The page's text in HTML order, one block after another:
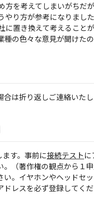
方を考えてしまいがち
やり方が参考になりました
置き換えて考えること
種の色々な意見が聞けた
は折り返しご連絡いたし
す。事前に接続テストに
（著作権の観点から１
い。イヤホンやヘッドセ
レスを必ず登録してくだ